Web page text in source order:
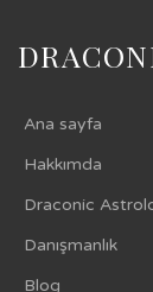
Ana sayfa
Hakkımda
Draconic
Danışmanlık
Blog